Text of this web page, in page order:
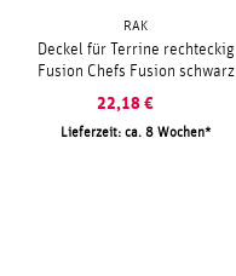
RAK
Deckel für Terrine rechteckig
Fusion Chefs Fusion schwarz
22,18 €
Lieferzeit: ca. 8 Wochen